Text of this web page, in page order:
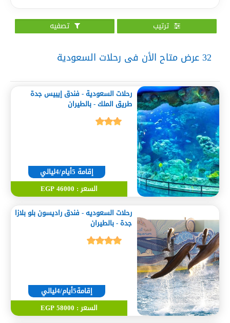
ترتيب تصفيه
32عرض متاح الأن فى رحلات السعودية
رحلات السعودية - فندق إيبيس جدة
طريق الملك - بالطيران
إقامة 5أيام/4ليالي
السعر : 46000 EGP
رحلات السعوديه - فندق راديسون بلو بلازا
جدة - بالطيران
إقامة5أيام/4ليالي
السعر : 58000 EGP